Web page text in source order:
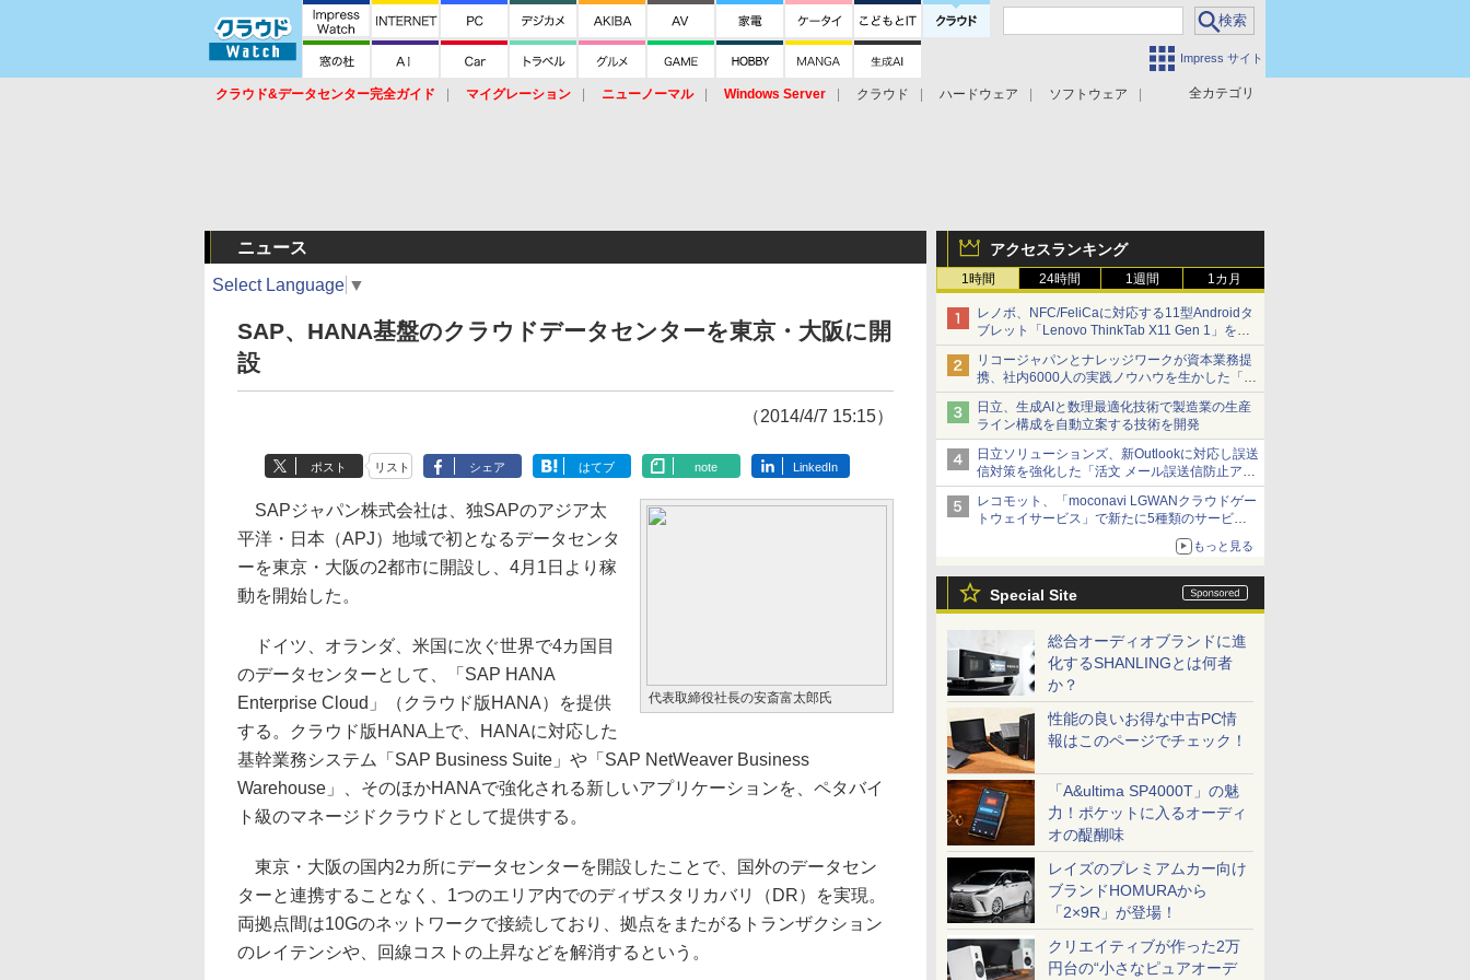
Impress サイト
全カテゴリ
クラウド&データセンター完全ガイド マイグレーション ニューノーマル Windows Server クラウド ハードウェア
ソフトウェア
アクセスランキング
1時間 24時間 1週間 1カ月
レノボ、NFC/FeliCaに対応する11型Androidタ
ブレット「Lenovo ThinkTab X11 Gen 1」を発
売
リコージャパンとナレッジワークが資本業務提
携、社内6000人の実践ノウハウを生かした「AI
商談記録 for RICOH」を展開へ
日立、生成AIと数理最適化技術で製造業の生産
ライン構成を自動立案する技術を開発
日立ソリューションズ、新Outlookに対応し誤送
信対策を強化した「活文 メール誤送信防止アド
インサービス」を提供
レコモット、「moconavi LGWANクラウドゲー
トウェイサービス」で新たに5種類のサービス
もっと見る
Special Site
総合オーディオブランドに進
化するSHANLINGとは何者
か？
性能の良いお得な中古PC情
報はこのページでチェック！
「A&ultima SP4000T」の魅
力！ポケットに入るオーディ
オの醍醐味
レイズのプレミアムカー向け
ブランドHOMURAから
「2×9R」が登場！
クリエイティブが作った2万
円台の“小さなピュアオーデ
ニュース
Select Language ▼
SAP、HANA基盤のクラウドデータセンターを東京・大阪に開
設
（2014/4/7 15:15）
ポスト リスト シェア はてブ note LinkedIn
代表取締役社長の安斎富太郎氏
SAPジャパン株式会社は、独SAPのアジア太
平洋・日本（APJ）地域で初となるデータセンタ
ーを東京・大阪の2都市に開設し、4月1日より稼
動を開始した。
ドイツ、オランダ、米国に次ぐ世界で4カ国目
のデータセンターとして、「SAP HANA
Enterprise Cloud」（クラウド版HANA）を提供
する。クラウド版HANA上で、HANAに対応した
基幹業務システム「SAP Business Suite」や「SAP NetWeaver Business
Warehouse」、そのほかHANAで強化される新しいアプリケーションを、ペタバイ
ト級のマネージドクラウドとして提供する。
東京・大阪の国内2カ所にデータセンターを開設したことで、国外のデータセン
ターと連携することなく、1つのエリア内でのディザスタリカバリ（DR）を実現。
両拠点間は10Gのネットワークで接続しており、拠点をまたがるトランザクション
のレイテンシや、回線コストの上昇などを解消するという。